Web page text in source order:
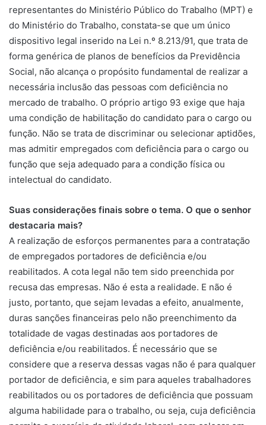
representantes do Ministério Público do Trabalho (MPT) e
do Ministério do Trabalho, constata-se que um único
dispositivo legal inserido na Lei n.º 8.213/91, que trata de
forma genérica de planos de benefícios da Previdência
Social, não alcança o propósito fundamental de realizar a
necessária inclusão das pessoas com deficiência no
mercado de trabalho. O próprio artigo 93 exige que haja
uma condição de habilitação do candidato para o cargo ou
função. Não se trata de discriminar ou selecionar aptidões,
mas admitir empregados com deficiência para o cargo ou
função que seja adequado para a condição física ou
intelectual do candidato.
Suas considerações finais sobre o tema. O que o senhor
destacaria mais?
A realização de esforços permanentes para a contratação
de empregados portadores de deficiência e/ou
reabilitados. A cota legal não tem sido preenchida por
recusa das empresas. Não é esta a realidade. E não é
justo, portanto, que sejam levadas a efeito, anualmente,
duras sanções financeiras pelo não preenchimento da
totalidade de vagas destinadas aos portadores de
deficiência e/ou reabilitados. É necessário que se
considere que a reserva dessas vagas não é para qualquer
portador de deficiência, e sim para aqueles trabalhadores
reabilitados ou os portadores de deficiência que possuam
alguma habilidade para o trabalho, ou seja, cuja deficiência